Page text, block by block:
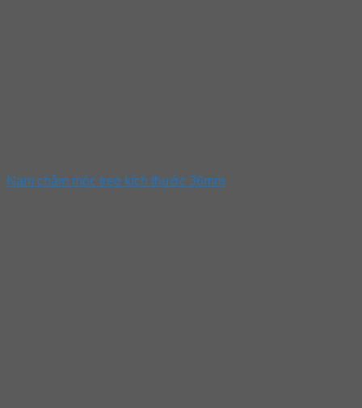
Nam châm móc treo kích thước 36mm